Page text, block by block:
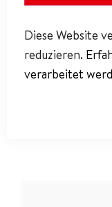
Diese Website
reduzieren.
verarbeitet